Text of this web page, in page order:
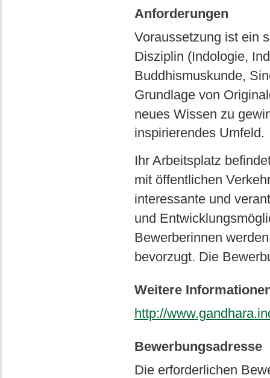
Anforderungen
Voraussetzung ist ein
Disziplin (Indologie,
Buddhismuskunde,
Grundlage von
neues Wissen zu
inspirierendes Umfeld.
Ihr Arbeitsplatz
mit öffentlichen
interessante und
und
Bewerberinnen
bevorzugt. Die
Weitere
http://
Bewerbungsadresse
Die erforderlichen